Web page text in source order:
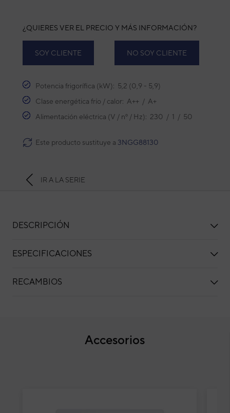
¿QUIERES VER EL PRECIO Y MÁS INFORMACIÓN?
SOY CLIENTE NO SOY CLIENTE
Potencia frigorífica (kW): 5,2 (0,9 - 5,9)
Clase energética frío / calor: A++ / A+
Alimentación eléctrica (V / nº / Hz): 230 / 1 / 50
Este producto sustituye a 3NGG88130
IR A LA SERIE
DESCRIPCIÓN
ESPECIFICACIONES
RECAMBIOS
Aire acondicionado 1x1 General AUG18-
Accesorios